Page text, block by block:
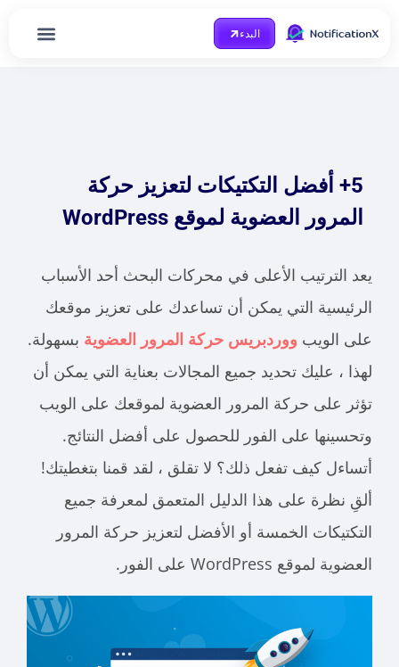
البدء
5+ أفضل التكتيكات لتعزيز حركة
المرور العضوية لموقع WordPress
يعد الترتيب الأعلى في محركات البحث أحد الأسباب
الرئيسية التي يمكن أن تساعدك على تعزيز موقعك
على الويبووردبريس حركة المرور العضويةبسهولة.
لهذا ، عليك تحديد جميع المجالات بعناية التي يمكن أن
تؤثر على حركة المرور العضوية لموقعك على الويب
وتحسينها على الفور للحصول على أفضل النتائج.
أتساءل كيف تفعل ذلك؟ لا تقلق ، لقد قمنا بتغطيتك!
ألقِ نظرة على هذا الدليل المتعمق لمعرفة جميع
التكتيكات الخمسة أو الأفضل لتعزيز حركة المرور
العضوية لموقع WordPress على الفور.